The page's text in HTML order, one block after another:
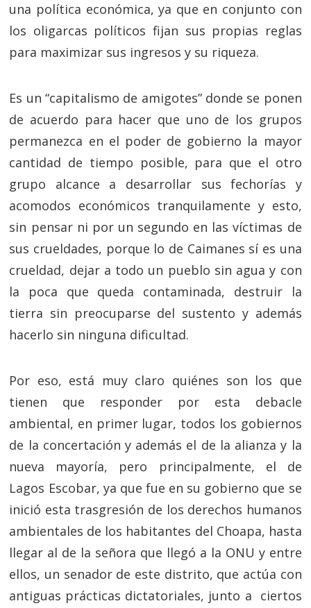
una política económica, ya que en conjunto con
los oligarcas políticos fijan sus propias reglas
para maximizar sus ingresos y su riqueza.
Es un “capitalismo de amigotes” donde se ponen
de acuerdo para hacer que uno de los grupos
permanezca en el poder de gobierno la mayor
cantidad de tiempo posible, para que el otro
grupo alcance a desarrollar sus fechorías y
acomodos económicos tranquilamente y esto,
sin pensar ni por un segundo en las víctimas de
sus crueldades, porque lo de Caimanes sí es una
crueldad, dejar a todo un pueblo sin agua y con
la poca que queda contaminada, destruir la
tierra sin preocuparse del sustento y además
hacerlo sin ninguna dificultad.
Por eso, está muy claro quiénes son los que
tienen que responder por esta debacle
ambiental, en primer lugar, todos los gobiernos
de la concertación y además el de la alianza y la
nueva mayoría, pero principalmente, el de
Lagos Escobar, ya que fue en su gobierno que se
inició esta trasgresión de los derechos humanos
ambientales de los habitantes del Choapa, hasta
llegar al de la señora que llegó a la ONU y entre
ellos, un senador de este distrito, que actúa con
antiguas prácticas dictatoriales, junto a ciertos